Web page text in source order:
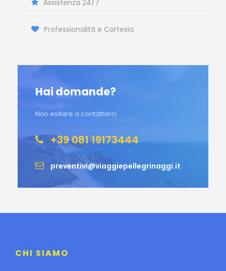
Assistenza 24/7
Professionalità e Cortesia
Hai domande?
Non esitare a contattarci
+39 081 19173444
preventivi@viaggiepellegrinaggi.it
CHI SIAMO